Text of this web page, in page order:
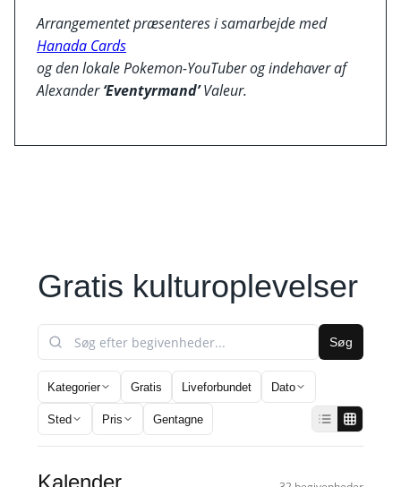
Arrangementet præsenteres i samarbejde med
Hanada Cards
og den lokale Pokemon-YouTuber og indehaver af
Alexander‘Eventyrmand’Valeur.
Gratis kulturoplevelser